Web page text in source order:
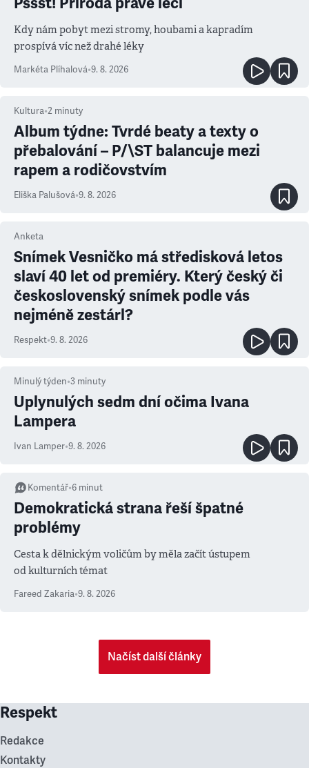
Kdy nám pobyt mezi stromy, houbami a kapradím
prospívá víc než drahé léky
Markéta Plíhalová•9. 8. 2026
Kultura•2 minuty
Album týdne: Tvrdé beaty a texty o
přebalování – P/\ST balancuje mezi
rapem a rodičovstvím
Eliška Palušová•9. 8. 2026
Anketa
Snímek Vesničko má středisková letos
slaví 40 let od premiéry. Který český či
československý snímek podle vás
nejméně zestárl?
Respekt•9. 8. 2026
Minulý týden•3 minuty
Uplynulých sedm dní očima Ivana
Lampera
Ivan Lamper•9. 8. 2026
Komentář•6 minut
Demokratická strana řeší špatné
problémy
Cesta k dělnickým voličům by měla začít ústupem
od kulturních témat
Fareed Zakaria•9. 8. 2026
Načíst další články
Respekt
Redakce
Kontakty